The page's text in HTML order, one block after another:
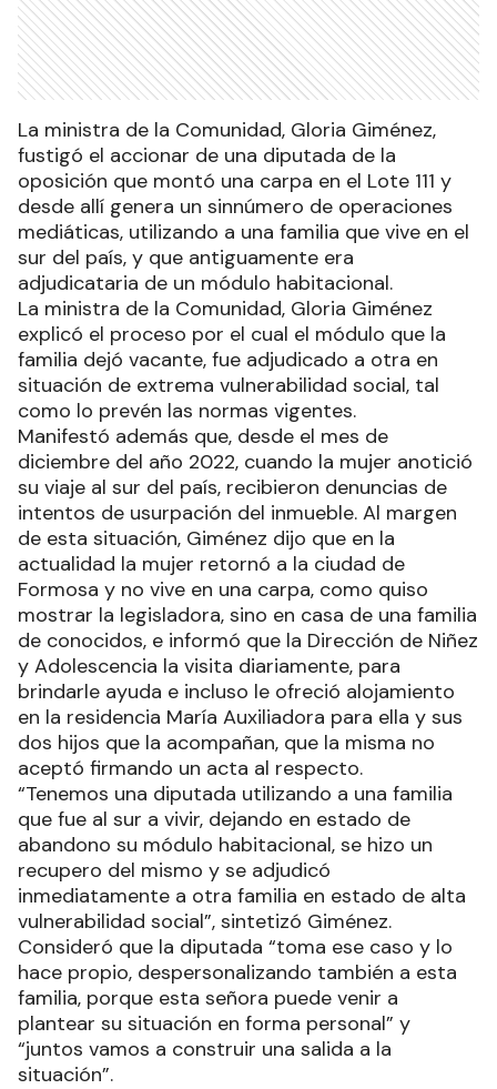
La ministra de la Comunidad, Gloria Giménez,
fustigó el accionar de una diputada de la
oposición que montó una carpa en el Lote 111 y
desde allí genera un sinnúmero de operaciones
mediáticas, utilizando a una familia que vive en el
sur del país, y que antiguamente era
adjudicataria de un módulo habitacional.
La ministra de la Comunidad, Gloria Giménez
explicó el proceso por el cual el módulo que la
familia dejó vacante, fue adjudicado a otra en
situación de extrema vulnerabilidad social, tal
como lo prevén las normas vigentes.
Manifestó además que, desde el mes de
diciembre del año 2022, cuando la mujer anotició
su viaje al sur del país, recibieron denuncias de
intentos de usurpación del inmueble. Al margen
de esta situación, Giménez dijo que en la
actualidad la mujer retornó a la ciudad de
Formosa y no vive en una carpa, como quiso
mostrar la legisladora, sino en casa de una familia
de conocidos, e informó que la Dirección de Niñez
y Adolescencia la visita diariamente, para
brindarle ayuda e incluso le ofreció alojamiento
en la residencia María Auxiliadora para ella y sus
dos hijos que la acompañan, que la misma no
aceptó firmando un acta al respecto.
“Tenemos una diputada utilizando a una familia
que fue al sur a vivir, dejando en estado de
abandono su módulo habitacional, se hizo un
recupero del mismo y se adjudicó
inmediatamente a otra familia en estado de alta
vulnerabilidad social”, sintetizó Giménez.
Consideró que la diputada “toma ese caso y lo
hace propio, despersonalizando también a esta
familia, porque esta señora puede venir a
plantear su situación en forma personal” y
“juntos vamos a construir una salida a la
situación”.